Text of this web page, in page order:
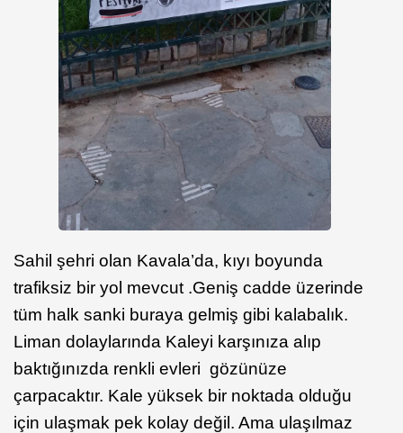
Sahil şehri olan Kavala’da, kıyı boyunda
trafiksiz bir yol mevcut .Geniş cadde üzerinde
tüm halk sanki buraya gelmiş gibi kalabalık.
Liman dolaylarında Kaleyi karşınıza alıp
baktığınızda renkli evleri gözünüze
çarpacaktır. Kale yüksek bir noktada olduğu
için ulaşmak pek kolay değil. Ama ulaşılmaz